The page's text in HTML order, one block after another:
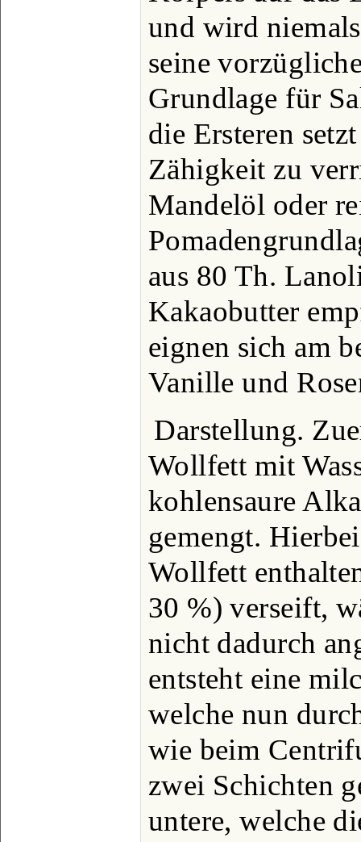
und wird
seine
Grundlage für
die Ersteren
Zähigkeit zu
Mandelöl oder
aus 80 Th.
Kakaobutter
eignen sich am
Vanille und
Darstellung.
Wollfett mit
kohlensaure
gemengt.
Wollfett
30 %) verseift,
nicht dadurch
entsteht eine
welche nun
wie beim
zwei Schichten
untere, welche